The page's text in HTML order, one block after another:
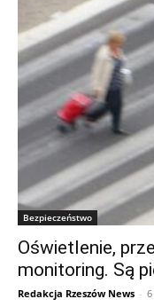
Bezpieczeństwo
Oświetlenie,
monitoring. Są
Redakcja Rzeszów News -